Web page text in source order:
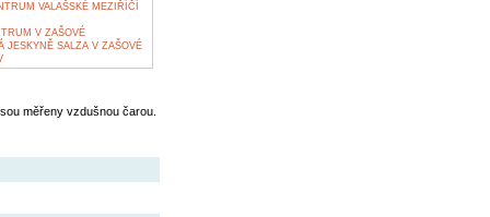
VALAŠSKÉ MEZIŘÍČÍ
V ZAŠOVÉ
SALZA V ZAŠOVÉ
měřeny vzdušnou čarou.